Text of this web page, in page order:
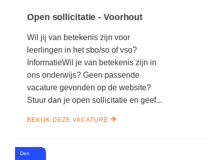
Open sollicitatie - Voorhout
Wil jij van betekenis zijn voor
leerlingen in het sbo/so of vso?
InformatieWil je van betekenis zijn in
ons onderwijs? Geen passende
vacature gevonden op de website?
Stuur dan je open sollicitatie en geef...
BEKIJK DEZE VACATURE
Den